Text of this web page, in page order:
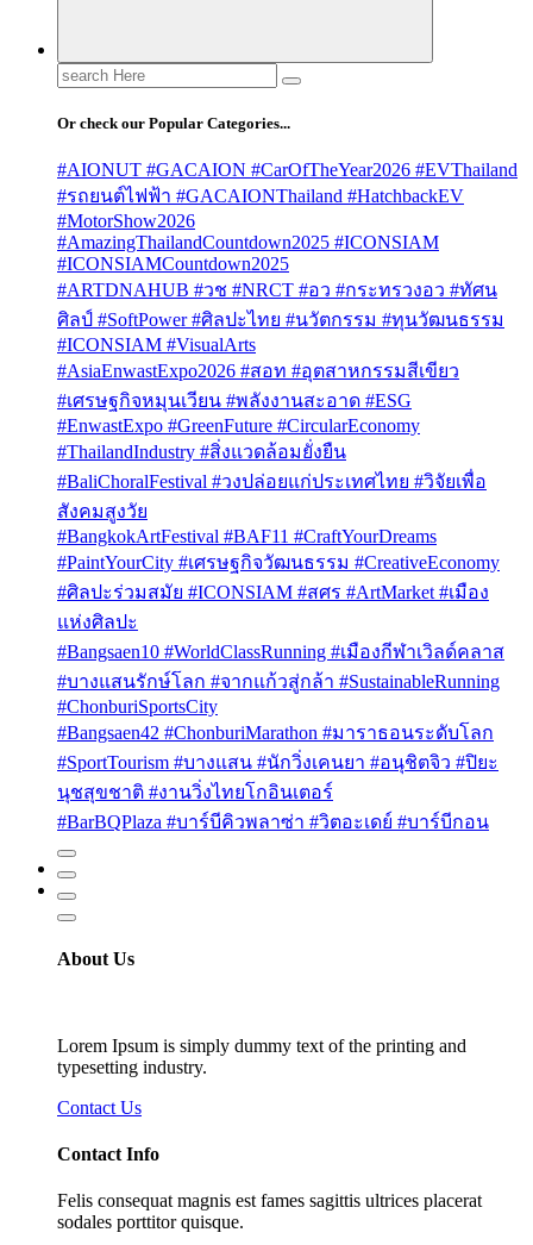
Search
for:
Or check our Popular Categories...
#AIONUT #GACAION #CarOfTheYear2026 #EVThailand
#รถยนต์ไฟฟ้า #GACAIONThailand #HatchbackEV
#MotorShow2026
#AmazingThailandCountdown2025 #ICONSIAM
#ICONSIAMCountdown2025
#ARTDNAHUB #วช #NRCT #อว #กระทรวงอว #ทัศน
ศิลป์ #SoftPower #ศิลปะไทย #นวัตกรรม #ทุนวัฒนธรรม
#ICONSIAM #VisualArts
#AsiaEnwastExpo2026 #สอท #อุตสาหกรรมสีเขียว
#เศรษฐกิจหมุนเวียน #พลังงานสะอาด #ESG
#EnwastExpo #GreenFuture #CircularEconomy
#ThailandIndustry #สิ่งแวดล้อมยั่งยืน
#BaliChoralFestival #วงปล่อยแก่ประเทศไทย #วิจัยเพื่อ
สังคมสูงวัย
#BangkokArtFestival #BAF11 #CraftYourDreams
#PaintYourCity #เศรษฐกิจวัฒนธรรม #CreativeEconomy
#ศิลปะร่วมสมัย #ICONSIAM #สศร #ArtMarket #เมือง
แห่งศิลปะ
#Bangsaen10 #WorldClassRunning #เมืองกีฬาเวิลด์คลาส
#บางแสนรักษ์โลก #จากแก้วสู่กล้า #SustainableRunning
#ChonburiSportsCity
#Bangsaen42 #ChonburiMarathon #มาราธอนระดับโลก
#SportTourism #บางแสน #นักวิ่งเคนยา #อนุชิตจิว #ปิยะ
นุชสุขชาติ #งานวิ่งไทยโกอินเตอร์
#BarBQPlaza #บาร์บีคิวพลาซ่า #วิตอะเดย์ #บาร์บีกอน
About Us
Lorem Ipsum is simply dummy text of the printing and
typesetting industry.
Contact Us
Contact Info
Felis consequat magnis est fames sagittis ultrices placerat
sodales porttitor quisque.